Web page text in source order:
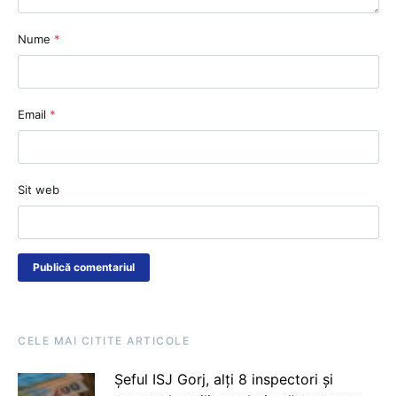
Nume *
Email *
Sit web
CELE MAI CITITE ARTICOLE
Șeful ISJ Gorj, alți 8 inspectori și